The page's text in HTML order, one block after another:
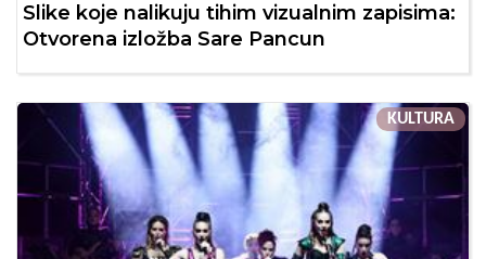
Slike koje nalikuju tihim vizualnim zapisima:
Otvorena izložba Sare Pancun
KULTURA